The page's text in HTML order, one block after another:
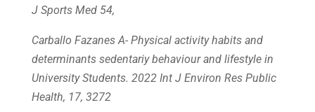
J Sports Med 54,
Carballo Fazanes A- Physical activity habits and
determinants sedentariy behaviour and lifestyle in
University Students. 2022 Int J Environ Res Public
Health, 17, 3272